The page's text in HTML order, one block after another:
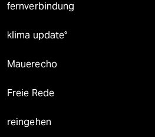
fernverbindung
klima update°
Mauerecho
Freie Rede
reingehen